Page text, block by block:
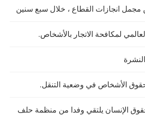
مجمل انجازات القطاع ، خلال سبع سنين
لمكافحة الاتجار بالأشخاص.
حقوق الأشخاص في وضعية التنقل.
الإنسان يلتقي وفدا من منظمة حلف